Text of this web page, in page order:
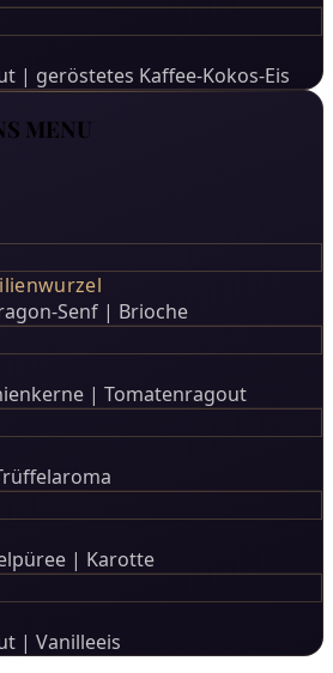
| geröstetes Kaffee-Kokos-Eis
MENU
Senf | Brioche
| Tomatenragout
| Karotte
| Vanilleeis